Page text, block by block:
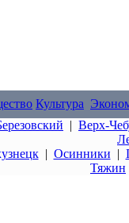
Культура
| Верх-
| Осинники |
Тяжин